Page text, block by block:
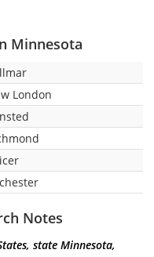
Minnesota
London
Notes
state Minnesota,